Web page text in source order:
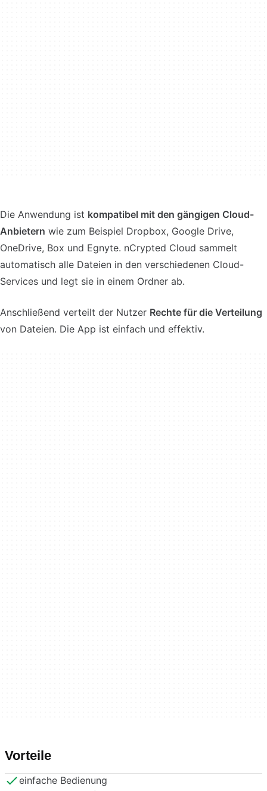
Die Anwendung ist kompatibel mit den gängigen Cloud-
Anbietern wie zum Beispiel Dropbox, Google Drive,
OneDrive, Box und Egnyte. nCrypted Cloud sammelt
automatisch alle Dateien in den verschiedenen Cloud-
Services und legt sie in einem Ordner ab.
Anschließend verteilt der Nutzer Rechte für die Verteilung
von Dateien. Die App ist einfach und effektiv.
Vorteile
einfache Bedienung